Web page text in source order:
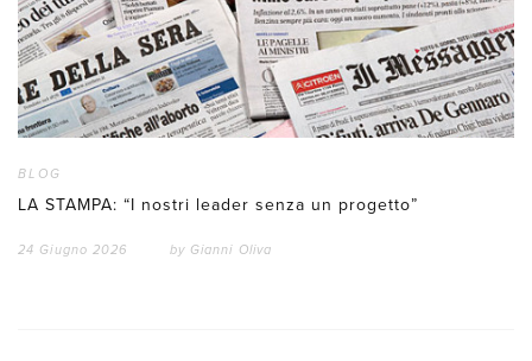
BLOG
LA STAMPA: “I nostri leader senza un progetto”
24 Giugno 2026 by Gianni Oliva